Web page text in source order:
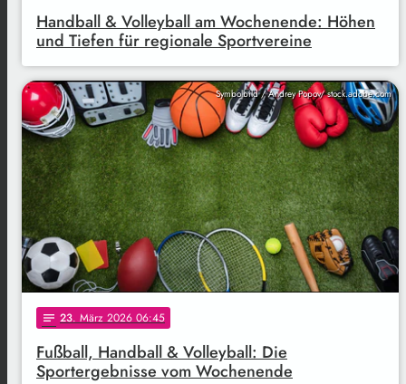
Handball & Volleyball am Wochenende: Höhen
und Tiefen für regionale Sportvereine
Symbolbild / Andrey Popov/ stock.adobe.com
notes 23. März 2026 06:45
Fußball, Handball & Volleyball: Die
Sportergebnisse vom Wochenende